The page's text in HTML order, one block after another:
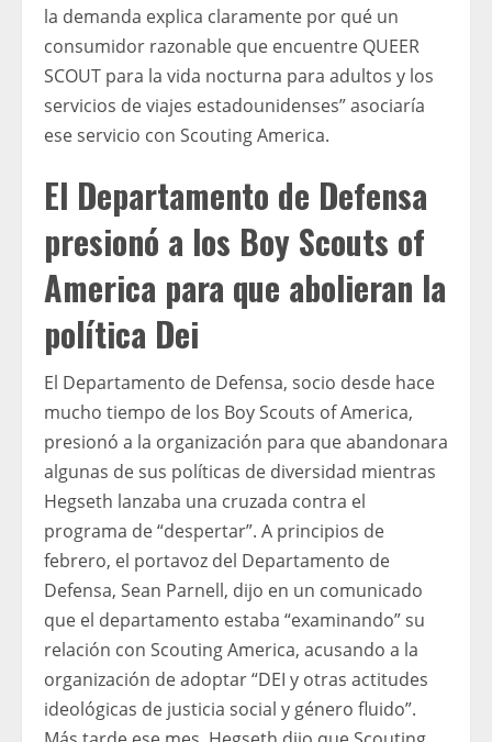
la demanda explica claramente por qué un
consumidor razonable que encuentre QUEER
SCOUT para la vida nocturna para adultos y los
servicios de viajes estadounidenses” asociaría
ese servicio con Scouting America.
El Departamento de Defensa
presionó a los Boy Scouts of
America para que abolieran la
política Dei
El Departamento de Defensa, socio desde hace
mucho tiempo de los Boy Scouts of America,
presionó a la organización para que abandonara
algunas de sus políticas de diversidad mientras
Hegseth lanzaba una cruzada contra el
programa de “despertar”. A principios de
febrero, el portavoz del Departamento de
Defensa, Sean Parnell, dijo en un comunicado
que el departamento estaba “examinando” su
relación con Scouting America, acusando a la
organización de adoptar “DEI y otras actitudes
ideológicas de justicia social y género fluido”.